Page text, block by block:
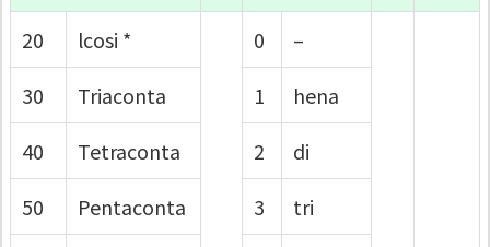
20
lcosi * 0 –
30 Triaconta 1
hena
40
Tetraconta 2
di
50
Pentaconta 3
tri